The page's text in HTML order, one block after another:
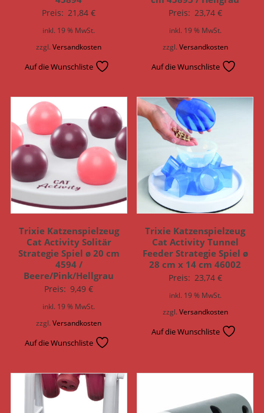
Preis: 21,84€
inkl. 19 % MwSt.
zzgl.Versandkosten
Auf die Wunschliste
Preis: 23,74 €
inkl. 19 % MwSt.
zzgl. Versandkosten
Auf die Wunschliste
Trixie Katzenspielzeug
Cat Activity Solitär
Strategie Spiel ø 20 cm
4594 /
Beere/Pink/Hellgrau
Preis: 9,49€
inkl. 19 % MwSt.
zzgl.Versandkosten
Auf die Wunschliste
Trixie Katzenspielzeug
Cat Activity Tunnel
Feeder Strategie Spiel ø
28 cm x 14 cm 46002
Preis: 23,74 €
inkl. 19 % MwSt.
zzgl. Versandkosten
Auf die Wunschliste